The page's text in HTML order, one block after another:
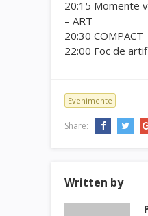
20:15 Momente
– ART
20:30 COMPACT
22:00 Foc de
Evenimente
Share:
Written by